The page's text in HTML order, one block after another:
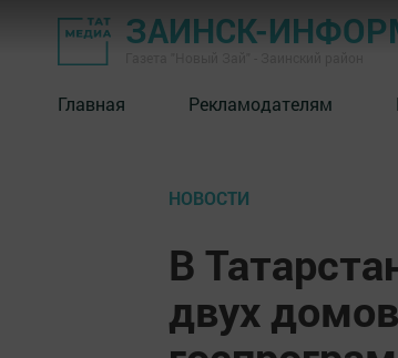
ЗАИНСК-
Главная Рекламодателям
НОВОСТИ
В
двух